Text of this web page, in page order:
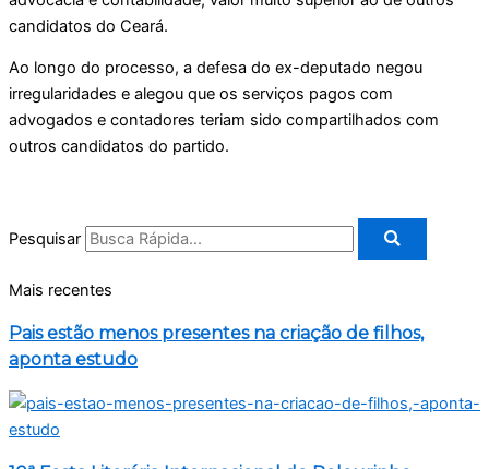
candidatos do Ceará.
Ao longo do processo, a defesa do ex-deputado negou
irregularidades e alegou que os serviços pagos com
advogados e contadores teriam sido compartilhados com
outros candidatos do partido.
Pesquisar
Mais recentes
Pais estão menos presentes na criação de filhos,
aponta estudo